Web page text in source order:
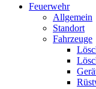
Feuerwehr
Allgemein
Standort
Fahrzeuge